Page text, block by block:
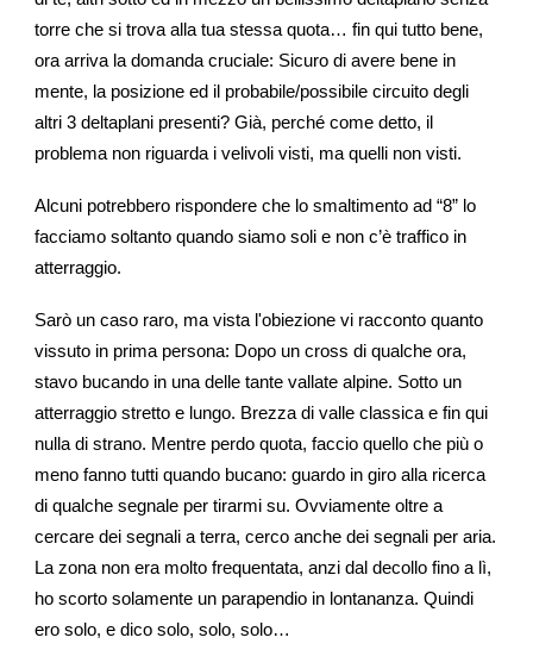
torre che si trova alla tua stessa quota… fin qui tutto bene,
ora arriva la domanda cruciale: Sicuro di avere bene in
mente, la posizione ed il probabile/possibile circuito degli
altri 3 deltaplani presenti? Già, perché come detto, il
problema non riguarda i velivoli visti, ma quelli non visti.
Alcuni potrebbero rispondere che lo smaltimento ad “8” lo
facciamo soltanto quando siamo soli e non c’è traffico in
atterraggio.
Sarò un caso raro, ma vista l'obiezione vi racconto quanto
vissuto in prima persona: Dopo un cross di qualche ora,
stavo bucando in una delle tante vallate alpine. Sotto un
atterraggio stretto e lungo. Brezza di valle classica e fin qui
nulla di strano. Mentre perdo quota, faccio quello che più o
meno fanno tutti quando bucano: guardo in giro alla ricerca
di qualche segnale per tirarmi su. Ovviamente oltre a
cercare dei segnali a terra, cerco anche dei segnali per aria.
La zona non era molto frequentata, anzi dal decollo fino a lì,
ho scorto solamente un parapendio in lontananza. Quindi
ero solo, e dico solo, solo, solo…